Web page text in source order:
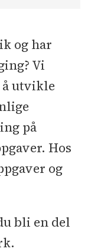
og har
Vi
utvikle
på
Hos
og
bli en del